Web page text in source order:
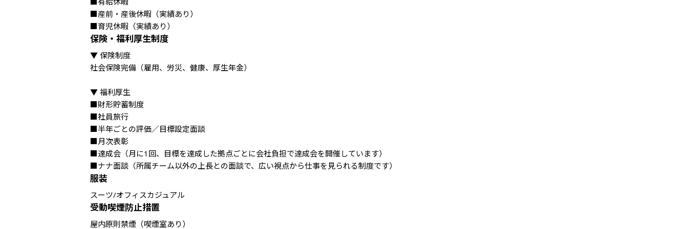
■産前・産後休暇（実績あり）
■育児休暇（実績あり）
保険・福利厚生制度
▼ 保険制度
社会保険完備（雇用、労災、健康、厚生年金）
▼ 福利厚生
■財形貯蓄制度
■社員旅行
■半年ごとの評価／目標設定面談
■月次表彰
■達成会（月に1回、目標を達成した拠点ごとに会社負担で達成会を開催しています）
■ナナ面談（所属チーム以外の上長との面談で、広い視点から仕事を見られる制度です）
服装
スーツ/オフィスカジュアル
受動喫煙防止措置
屋内原則禁煙（喫煙室あり）